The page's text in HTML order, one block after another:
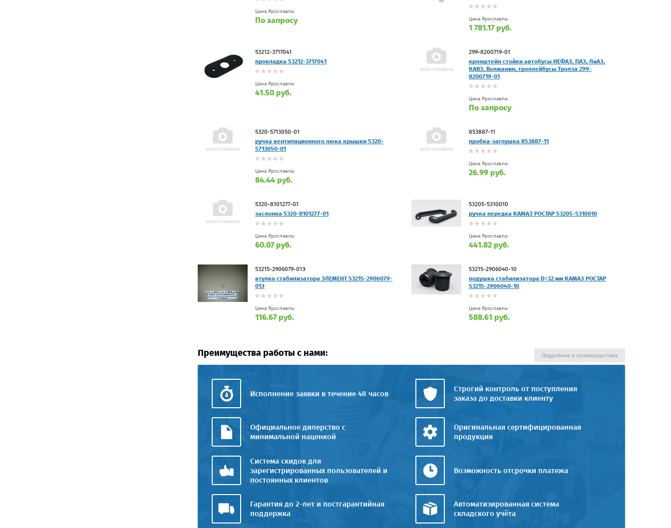
Цена Ярославль:
По запросу Цена Ярославль:
1 781.17 руб.
53212-3717041
прокладка 53212-3717041
Цена Ярославль:
41.50 руб.
299-8200719-01
кронштейн стойки автобусы НЕФАЗ, ПАЗ, ЛиАЗ,
КАВЗ, Волжанин, троллейбусы Тролза 299-
8200719-01
Цена Ярославль:
По запросу
5320-5713050-01
ручка вентиляционного люка крышки 5320-
5713050-01
Цена Ярославль:
84.44 руб.
853887-11
пробка-заглушка 853887-11
Цена Ярославль:
26.99 руб.
5320-8101277-01
заслонка 5320-8101277-01
Цена Ярославль:
60.07 руб.
53205-5310010
ручка передка КАМАЗ РОСТАР 53205-5310010
Цена Ярославль:
441.82 руб.
53215-2906079-01Э
втулка стабилизатора ЭЛЕМЕНТ 53215-2906079-
01Э
Цена Ярославль:
116.67 руб.
53215-2906040-10
подушка стабилизатора D=32 мм КАМАЗ РОСТАР
53215-2906040-10
Цена Ярославль:
588.61 руб.
Преимущества работы с нами:
Исполнение заявки в течение 48 часов
Строгий контроль от поступления
заказа до доставки клиенту
Официальное дилерство с
минимальной наценкой
Оригинальная сертифицированная
продукция
Система скидок для
зарегистрированных пользователей и
постоянных клиентов
Возможность отсрочки платежа
Гарантия до 2-лет и постгарантийная
поддержка
Автоматизированная система
складского учёта
Подробнее о преимуществах